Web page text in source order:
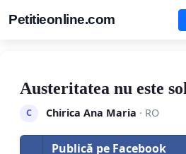
Petitieonline.com
Austeritatea nu este
C Chirica Ana Maria · RO
Publică pe Facebook